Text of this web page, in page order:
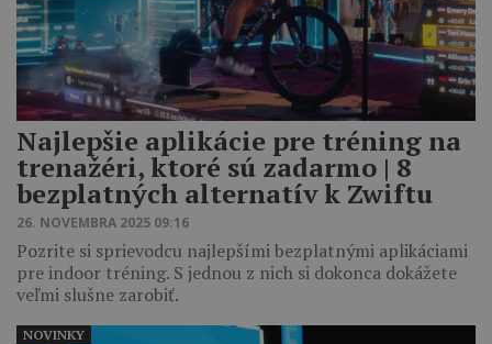
Najlepšie aplikácie pre tréning na
trenažéri, ktoré sú zadarmo | 8
bezplatných alternatív k Zwiftu
26. NOVEMBRA 2025 09:16
Pozrite si sprievodcu najlepšími bezplatnými aplikáciami
pre indoor tréning. S jednou z nich si dokonca dokážete
veľmi slušne zarobiť.
NOVINKY